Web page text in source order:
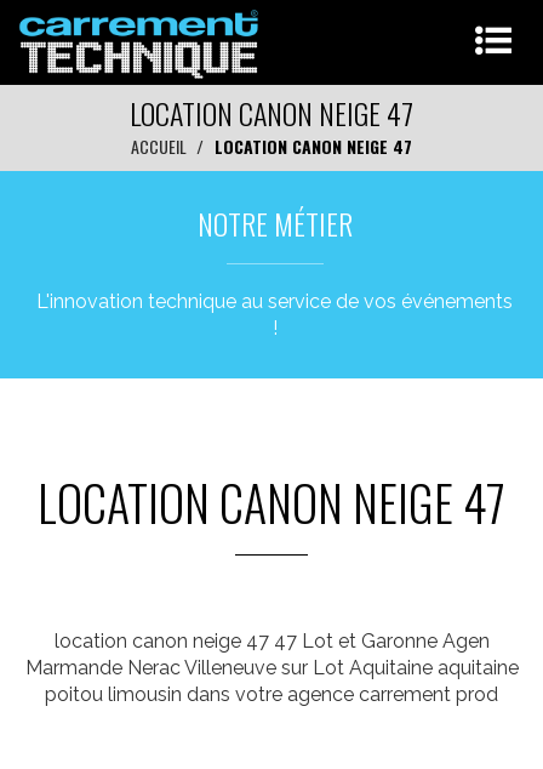
LOCATION CANON NEIGE 47
ACCUEIL LOCATION CANON NEIGE 47
NOTRE MÉTIER
L'innovation technique au service de vos événements
!
LOCATION CANON NEIGE 47
location canon neige 47 47 Lot et Garonne Agen
Marmande Nerac Villeneuve sur Lot Aquitaine aquitaine
poitou limousin dans votre agence carrement prod